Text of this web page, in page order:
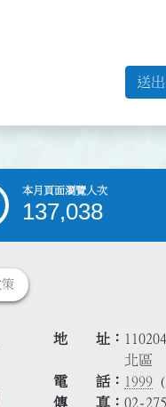
送
本月頁面瀏覽人次
137,038
地 址
北區
電 話
1999
傳 真
02-